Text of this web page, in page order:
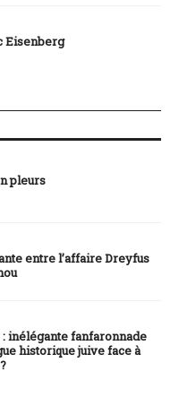
Eisenberg
pleurs
entre l’affaire Dreyfus
inélégante fanfaronnade
historique juive face à